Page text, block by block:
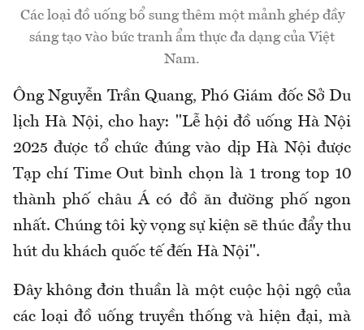
Các loại đồ uống bổ sung thêm một mảnh ghép đầy
sáng tạo vào bức tranh ẩm thực đa dạng của Việt
Nam.
Ông Nguyễn Trần Quang, Phó Giám đốc Sở Du
lịch Hà Nội, cho hay: "Lễ hội đồ uống Hà Nội
2025 được tổ chức đúng vào dịp Hà Nội được
Tạp chí Time Out bình chọn là 1 trong top 10
thành phố châu Á có đồ ăn đường phố ngon
nhất. Chúng tôi kỳ vọng sự kiện sẽ thúc đẩy thu
hút du khách quốc tế đến Hà Nội".
Đây không đơn thuần là một cuộc hội ngộ của
các loại đồ uống truyền thống và hiện đại, mà